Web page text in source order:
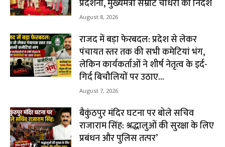
प्रदर्शनी, मुख्यमंत्री सम्राट चौधरी का निर्देश
August 8, 2026
राजद में बड़ा फेरबदल: प्रदेश से लेकर
पंचायत स्तर तक की सभी कमेटियां भंग,
लेकिन कार्यकर्ताओं ने शीर्ष नेतृत्व के इर्द-
गिर्द बिचौलियों पर उठाए...
August 7, 2026
बैकुंठपुर मंदिर घटना पर बोले सचिव
राजाराम सिंह: श्रद्धालुओं की सुरक्षा के लिए
प्रबंधन और पुलिस तत्पर’